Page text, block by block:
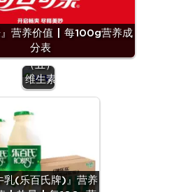
』营养价值 | 每100g营养成
分表
营养
（五）：
维生素
乳(乐百氏牌)』营养